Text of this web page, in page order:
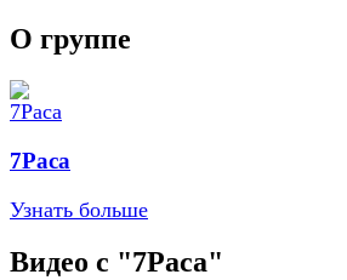
О группе
7Раса
Узнать больше
Видео с "7Раса"